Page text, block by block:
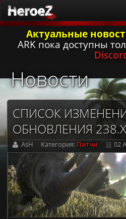
Новости
Патчи
Русская локализация
Заметки первопроходцев
Она ждёт
Игровые серверы
ARK: Survival Ascended [PvE]
Актуальные
ARK пока доступны
Новости
СПИСОК
ОБНОВЛЕНИЯ 238.X
AsH Категория: Патчи 02